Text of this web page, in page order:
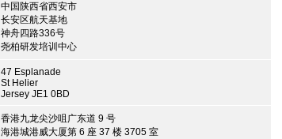
中国陕西省西安市
长安区航天基地
神舟四路336号
尧柏研发培训中心
47 Esplanade
St Helier
Jersey JE1 0BD
香港九龙尖沙咀广东道 9 号
海港城港威大厦第 6 座 37 楼 3705 室